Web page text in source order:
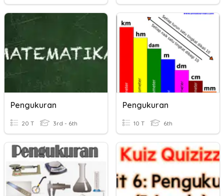
Pengukuran
20 T 3rd - 6th
Pengukuran
10 T 6th